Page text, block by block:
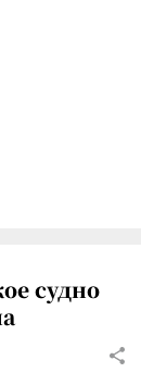
судно